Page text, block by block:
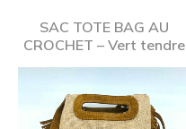
SAC TOTE BAG AU
CROCHET – Vert tendre